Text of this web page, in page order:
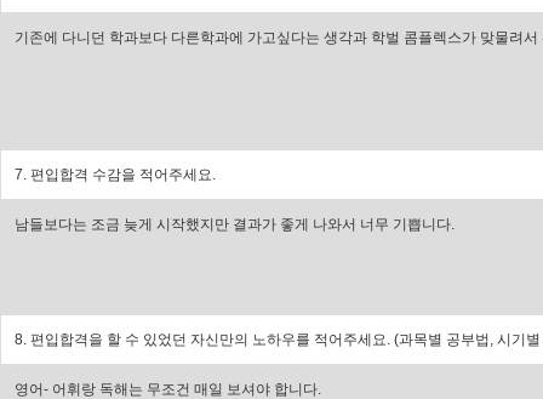
기존에 다니던 학과보다 다른학과에 가고싶다는 생각과 학벌 콤플렉스가 맞물려
7. 편입합격 수감을 적어주세요.
남들보다는 조금 늦게 시작했지만 결과가 좋게 나와서 너무 기쁩니다.
8. 편입합격을 할 수 있었던 자신만의 노하우를 적어주세요. (과목별 공부법, 시기
영어- 어휘랑 독해는 무조건 매일 보셔야 합니다.